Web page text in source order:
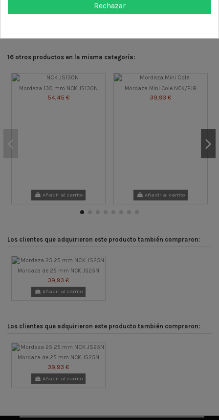
Reviews (0)
16 otros productos en la misma categoría:
Mordaza 130 mm NCK JS130N
54,45 €
Añadir al carrito
Mordaza Mini Cole NCK/FJ8
39,93 €
Añadir al carrito
Los clientes que adquirieron este producto también compraron:
Mordaza de 25 mm NCK JS25N
39,93 €
Añadir al carrito
Los clientes que adquirieron este producto también compraron:
Mordaza de 25 mm NCK JS25N
39,93 €
Añadir al carrito
Rechazar